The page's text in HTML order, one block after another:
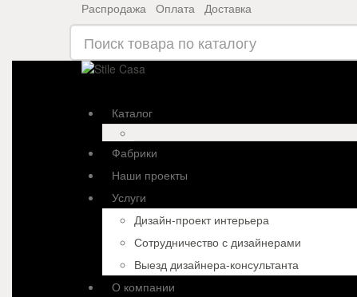
Распродажа Оплата Доставка
Каталог
Фабрики
Наши проекты
Услуги
Дизайн-проект интерьера
Сотрудничество с дизайнерами
Выезд дизайнера-консультанта
О компании